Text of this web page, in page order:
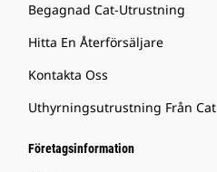
Begagnad Cat-Utrustning
Hitta En Återförsäljare
Kontakta Oss
Uthyrningsutrustning Från Cat
Företagsinformation